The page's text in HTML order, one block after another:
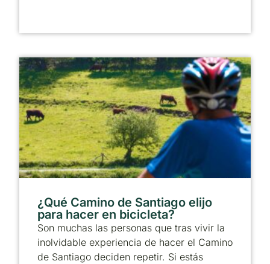
¿Qué Camino de Santiago elijo
para hacer en bicicleta?
Son muchas las personas que tras vivir la
inolvidable experiencia de hacer el Camino
de Santiago deciden repetir. Si estás